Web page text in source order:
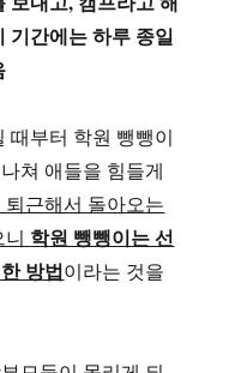
기간에는 하루 종일
때부터 학원 뺑뺑이
쳐 애들을 힘들게
근해서 돌아오는
학원 뺑뺑이는 선
방법이라는 것을